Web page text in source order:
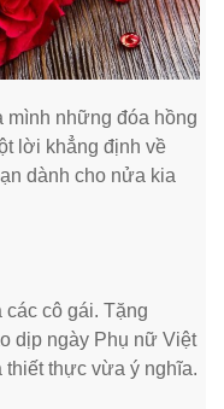
những đóa hồng
lời khẳng định về
dành cho nửa kia
các cô gái. Tặng
dịp ngày Phụ nữ Việt
thiết thực vừa ý nghĩa.